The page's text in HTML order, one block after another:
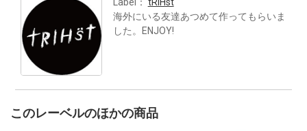
海外にいる友達あつめて作ってもらいま
した。ENJOY!
このレーベルのほかの商品